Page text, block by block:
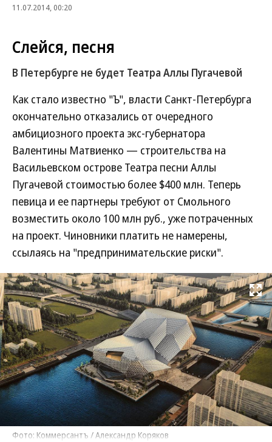
11.07.2014, 00:20
Слейся, песня
В Петербурге не будет Театра Аллы Пугачевой
Как стало известно "Ъ", власти Санкт-Петербурга
окончательно отказались от очередного
амбициозного проекта экс-губернатора
Валентины Матвиенко — строительства на
Васильевском острове Театра песни Аллы
Пугачевой стоимостью более $400 млн. Теперь
певица и ее партнеры требуют от Смольного
возместить около 100 млн руб., уже потраченных
на проект. Чиновники платить не намерены,
ссылаясь на "предпринимательские риски".
Развернуть
Фото: Коммерсантъ / Александр Коряков